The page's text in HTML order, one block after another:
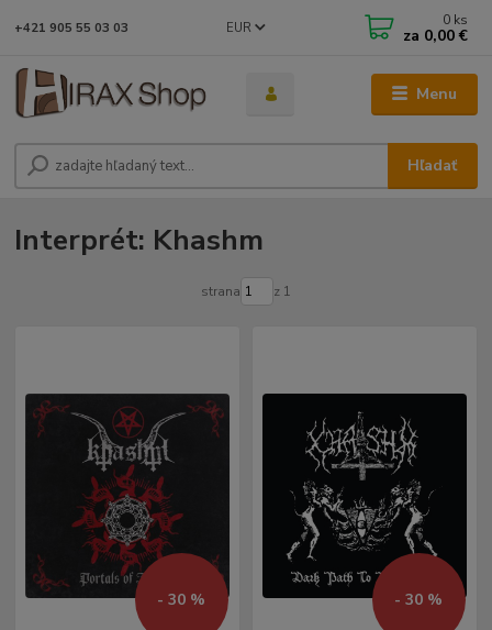
Menu
EUR
Hľadať
+421 905 55 03 03 0 ks
za 0,00 €
Interprét: Khashm
strana z 1
- 30 % - 30 %